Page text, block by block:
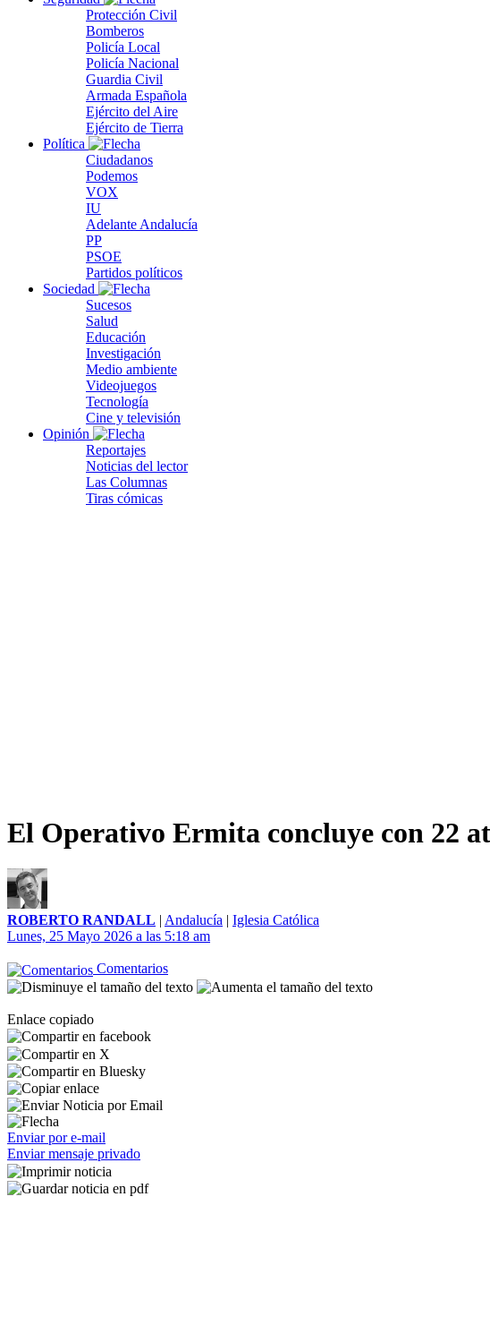
Protección Civil
Bomberos
Policía Local
Policía Nacional
Guardia Civil
Armada Española
Ejército del Aire
Ejército de Tierra
Política
Ciudadanos
Podemos
VOX
IU
Adelante Andalucía
PP
PSOE
Partidos políticos
Sociedad
Sucesos
Salud
Educación
Investigación
Medio ambiente
Videojuegos
Tecnología
Cine y televisión
Opinión
Reportajes
Noticias del lector
Las Columnas
Tiras cómicas
El Operativo Ermita concluye con 22
ROBERTO RANDALL | Andalucía | Iglesia Católica
Lunes, 25 Mayo 2026 a las 5:18 am
Comentarios
Enlace copiado
Enviar por e-mail
Enviar mensaje privado